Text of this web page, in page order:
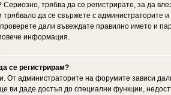
Сериозно, трябва да се регистрирате, за да
трябвало да се свържете с администраторите
дали въвеждате правилно името и
информация.
се регистрирам?
От администраторите на форумите зависи
ви даде достъп до специални функции,